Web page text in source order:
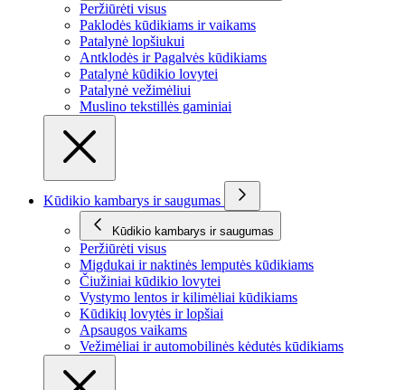
Peržiūrėti visus
Paklodės kūdikiams ir vaikams
Patalynė lopšiukui
Antklodės ir Pagalvės kūdikiams
Patalynė kūdikio lovytei
Patalynė vežimėliui
Muslino tekstillės gaminiai
Kūdikio kambarys ir saugumas
Kūdikio kambarys ir saugumas
Peržiūrėti visus
Migdukai ir naktinės lemputės kūdikiams
Čiužiniai kūdikio lovytei
Vystymo lentos ir kilimėliai kūdikiams
Kūdikių lovytės ir lopšiai
Apsaugos vaikams
Vežimėliai ir automobilinės kėdutės kūdikiams